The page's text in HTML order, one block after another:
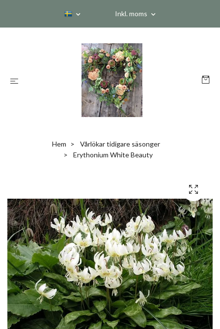
Inkl. moms
Hem
Vårlökar tidigare säsonger
Erythonium White Beauty